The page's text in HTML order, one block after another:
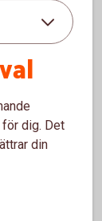
många som
i sina
bank
att vi och våra
företag och
Vi lever och
dig. Det
din